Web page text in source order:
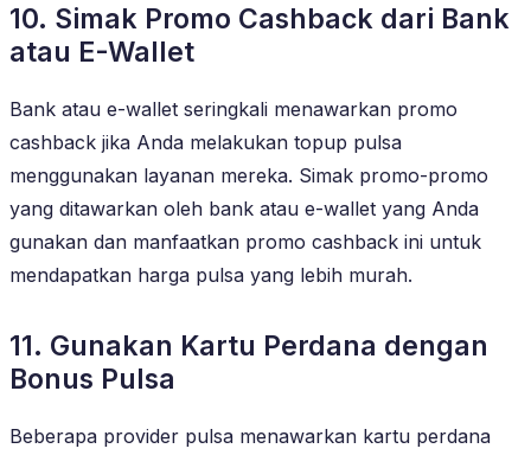
10. Simak Promo Cashback dari Bank
atau E-Wallet
Bank atau e-wallet seringkali menawarkan promo
cashback jika Anda melakukan topup pulsa
menggunakan layanan mereka. Simak promo-promo
yang ditawarkan oleh bank atau e-wallet yang Anda
gunakan dan manfaatkan promo cashback ini untuk
mendapatkan harga pulsa yang lebih murah.
11. Gunakan Kartu Perdana dengan
Bonus Pulsa
Beberapa provider pulsa menawarkan kartu perdana